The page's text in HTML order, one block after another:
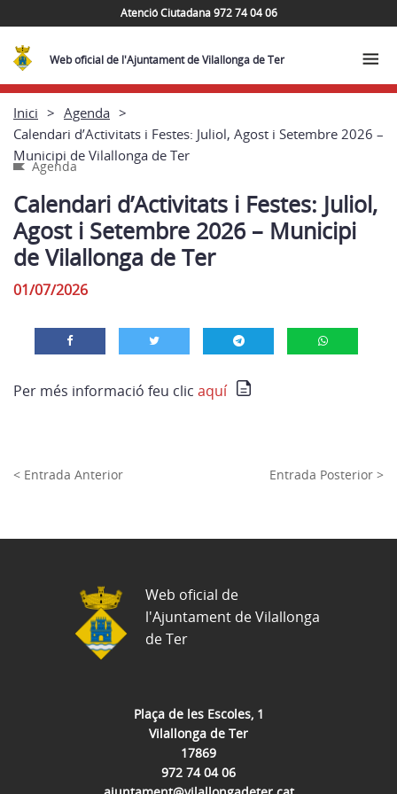
Atenció Ciutadana 972 74 04 06
Web oficial de l'Ajuntament de Vilallonga de Ter
Inici
Agenda
Calendari d’Activitats i Festes: Juliol, Agost i Setembre 2026 –
Municipi de Vilallonga de Ter
Agenda
Calendari d’Activitats i Festes: Juliol,
Agost i Setembre 2026 – Municipi
de Vilallonga de Ter
01/07/2026
Per més informació feu clic aquí
< Entrada Anterior Entrada Posterior >
Plaça de les Escoles, 1
Vilallonga de Ter
17869
972 74 04 06
Web oficial de
l'Ajuntament de Vilallonga
de Ter